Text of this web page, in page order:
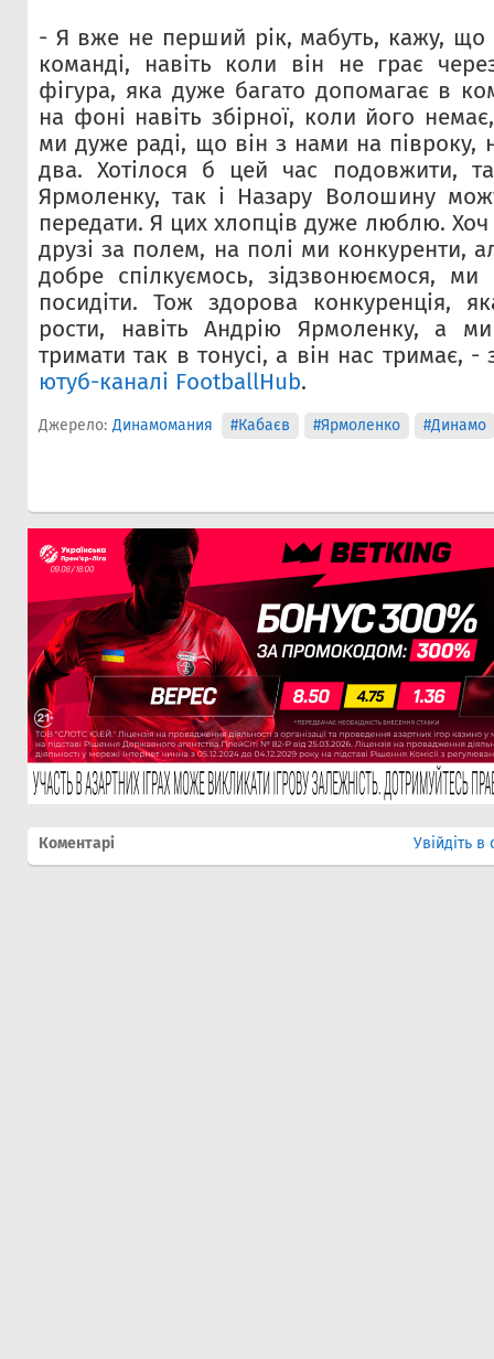
- Я вже не перший рік, мабуть, кажу,
команді, навіть коли він не грає
фігура, яка дуже багато допомагає в
на фоні навіть збірної, коли його
ми дуже раді, що він з нами на півроку,
два. Хотілося б цей час подовжити,
Ярмоленку, так і Назару Волошину
передати. Я цих хлопців дуже люблю.
друзі за полем, на полі ми конкуренти,
добре спілкуємось, зідзвонюємося,
посидіти. Тож здорова конкуренція,
рости, навіть Андрію Ярмоленку, а
тримати так в тонусі, а він нас тримає, -
ютуб-каналі FootballHub.
Джерело: Динамомания #Кабаєв #Ярмоленко #Динамо
Коментарі Увійдіть в